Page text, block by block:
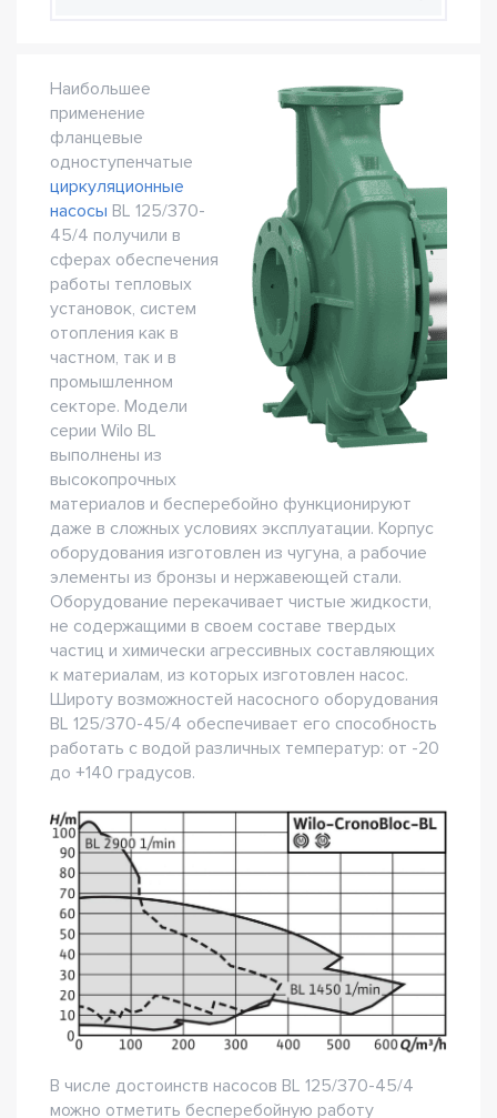
Наибольшее
применение
фланцевые
одноступенчатые
циркуляционные
насосы BL 125/370-
45/4 получили в
сферах обеспечения
работы тепловых
установок, систем
отопления как в
частном, так и в
промышленном
секторе. Модели
серии Wilo BL
выполнены из
высокопрочных
материалов и бесперебойно функционируют
даже в сложных условиях эксплуатации. Корпус
оборудования изготовлен из чугуна, а рабочие
элементы из бронзы и нержавеющей стали.
Оборудование перекачивает чистые жидкости,
не содержащими в своем составе твердых
частиц и химически агрессивных составляющих
к материалам, из которых изготовлен насос.
Широту возможностей насосного оборудования
BL 125/370-45/4 обеспечивает его способность
работать с водой различных температур: от -20
до +140 градусов.
В числе достоинств насосов BL 125/370-45/4
можно отметить бесперебойную работу